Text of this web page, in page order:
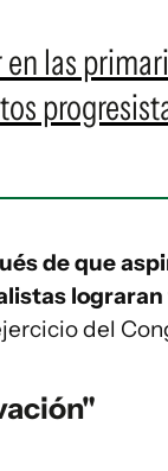
las
de que
del